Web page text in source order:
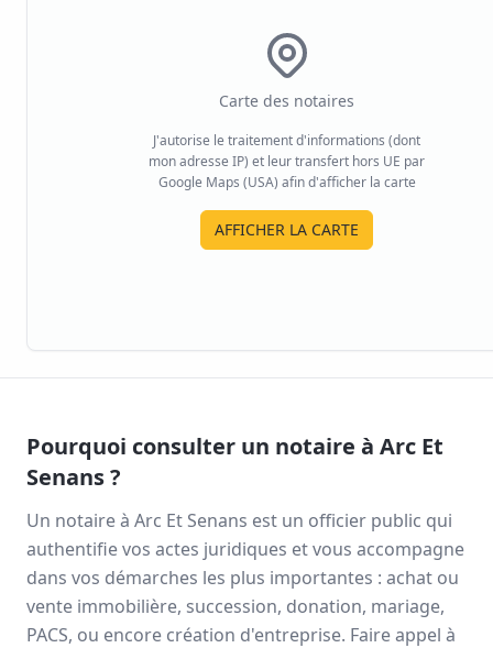
Carte des notaires
J'autorise le traitement d'informations (dont
mon adresse IP) et leur transfert hors UE par
Google Maps (USA) afin d'afficher la carte
AFFICHER LA CARTE
Pourquoi consulter un notaire à Arc Et
Senans?
Un notaire à Arc Et Senans est un officier public qui
authentifie vos actes juridiques et vous accompagne
dans vos démarches les plus importantes : achat ou
vente immobilière, succession, donation, mariage,
PACS, ou encore création d'entreprise. Faire appel à